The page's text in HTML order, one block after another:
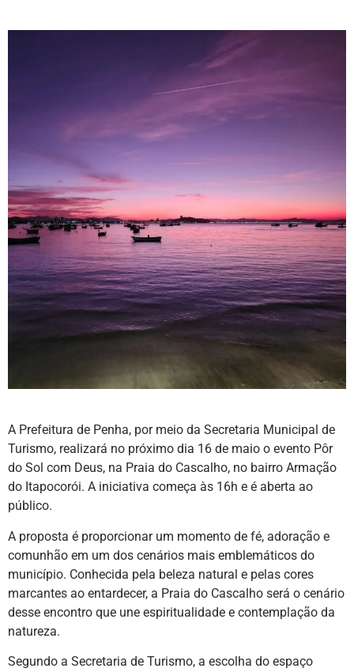
A Prefeitura de Penha, por meio da Secretaria Municipal de
Turismo, realizará no próximo dia 16 de maio o evento Pôr
do Sol com Deus, na Praia do Cascalho, no bairro Armação
do Itapocorói. A iniciativa começa às 16h e é aberta ao
público.
A proposta é proporcionar um momento de fé, adoração e
comunhão em um dos cenários mais emblemáticos do
município. Conhecida pela beleza natural e pelas cores
marcantes ao entardecer, a Praia do Cascalho será o cenário
desse encontro que une espiritualidade e contemplação da
natureza.
Segundo a Secretaria de Turismo, a escolha do espaço